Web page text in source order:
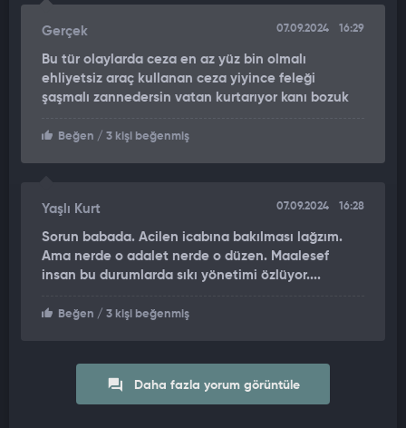
Gerçek 07.09.2024 16:29
Bu tür olaylarda ceza en az yüz bin olmalı
ehliyetsiz araç kullanan ceza yiyince feleği
şaşmalı zannedersin vatan kurtarıyor kanı bozuk
Beğen / 3 kişi beğenmiş
Yaşlı Kurt 07.09.2024 16:28
Sorun babada. Acilen icabına bakılması lağzım.
Ama nerde o adalet nerde o düzen. Maalesef
insan bu durumlarda sıkı yönetimi özlüyor....
Beğen / 3 kişi beğenmiş
Daha fazla yorum görüntüle